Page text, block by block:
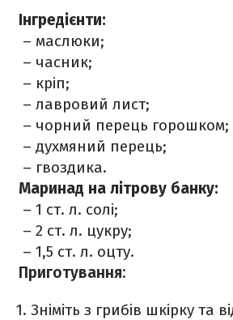
Інгредієнти:
– маслюки;
– часник;
– кріп;
– лавровий лист;
– чорний перець горошком;
– духмяний перець;
– гвоздика.
Маринад на літрову банку:
– 1 ст. л. солі;
– 2 ст. л. цукру;
– 1,5 ст. л. оцту.
Приготування:
Зніміть з грибів шкірку та